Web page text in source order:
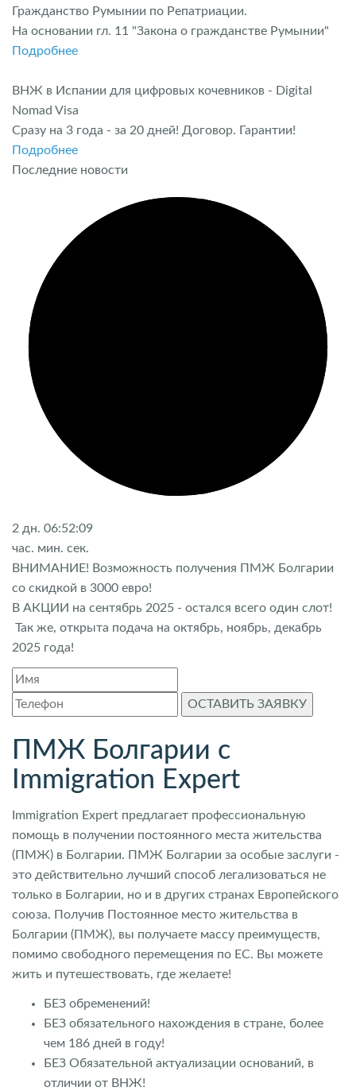
Гражданство Румынии по Репатриации.
На основании гл. 11 "Закона о гражданстве Румынии"
Подробнее
ВНЖ в Испании для цифровых кочевников - Digital
Nomad Visa
Сразу на 3 года - за 20 дней! Договор. Гарантии!
Подробнее
Последние новости
2 дн. 06:52:08
час. мин. сек.
ВНИМАНИЕ! Возможность получения ПМЖ Болгарии
со скидкой в 3000 евро!
В АКЦИИ на сентябрь 2025 - остался всего один слот!
Так же, открыта подача на октябрь, ноябрь, декабрь
2025 года!
ОСТАВИТЬ ЗАЯВКУ
ПМЖ Болгарии с
Immigration Expert
Immigration Expert предлагает профессиональную
помощь в получении постоянного места жительства
(ПМЖ) в Болгарии. ПМЖ Болгарии за особые заслуги -
это действительно лучший способ легализоваться не
только в Болгарии, но и в других странах Европейского
союза. Получив Постоянное место жительства в
Болгарии (ПМЖ), вы получаете массу преимуществ,
помимо свободного перемещения по ЕС. Вы можете
жить и путешествовать, где желаете!
БЕЗ обременений!
БЕЗ обязательного нахождения в стране, более
чем 186 дней в году!
БЕЗ Обязательной актуализации оснований, в
отличии от ВНЖ!